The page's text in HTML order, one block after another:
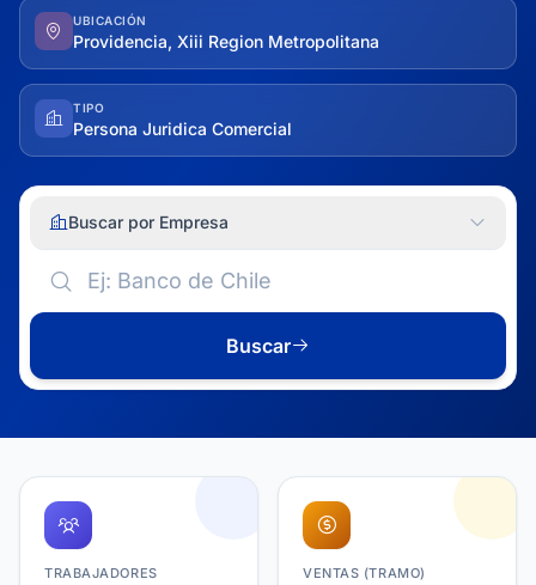
UBICACIÓN
Providencia, Xiii Region Metropolitana
TIPO
Persona Juridica Comercial
Buscar por Empresa
Buscar
TRABAJADORES VENTAS (TRAMO)